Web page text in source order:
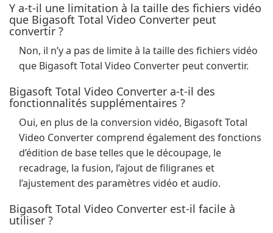
Y a-t-il une limitation à la taille des fichiers vidéo
que Bigasoft Total Video Converter peut
convertir ?
Non, il n’y a pas de limite à la taille des fichiers vidéo
que Bigasoft Total Video Converter peut convertir.
Bigasoft Total Video Converter a-t-il des
fonctionnalités supplémentaires ?
Oui, en plus de la conversion vidéo, Bigasoft Total
Video Converter comprend également des fonctions
d’édition de base telles que le découpage, le
recadrage, la fusion, l’ajout de filigranes et
l’ajustement des paramètres vidéo et audio.
Bigasoft Total Video Converter est-il facile à
utiliser ?